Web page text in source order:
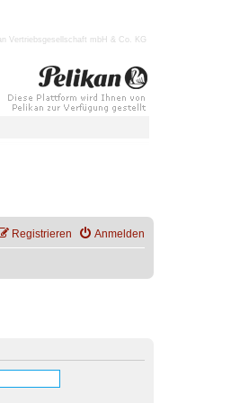
Vertriebsgesellschaft mbH & Co. KG
Anmelden
Registrieren